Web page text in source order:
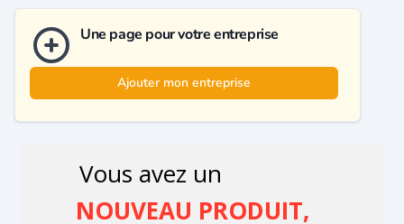
Une page pour votre entreprise
Ajouter mon entreprise